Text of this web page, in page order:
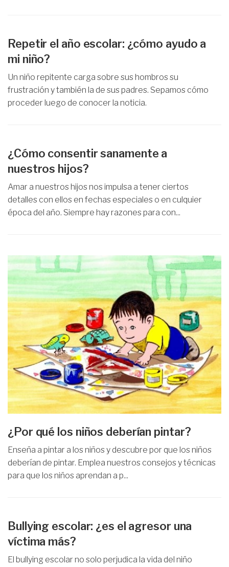
Repetir el año escolar: ¿cómo ayudo a
mi niño?
Un niño repitente carga sobre sus hombros su
frustración y también la de sus padres. Sepamos cómo
proceder luego de conocer la noticia.
¿Cómo consentir sanamente a
nuestros hijos?
Amar a nuestros hijos nos impulsa a tener ciertos
detalles con ellos en fechas especiales o en culquier
época del año. Siempre hay razones para con...
¿Por qué los niños deberían pintar?
Enseña a pintar a los niños y descubre por que los niños
deberían de pintar. Emplea nuestros consejos y técnicas
para que los niños aprendan a p...
Bullying escolar: ¿es el agresor una
víctima más?
El bullying escolar no solo perjudica la vida del niño